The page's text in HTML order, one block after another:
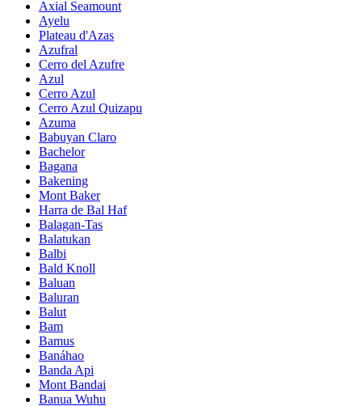
Axial Seamount
Ayelu
Plateau d'Azas
Azufral
Cerro del Azufre
Azul
Cerro Azul
Cerro Azul Quizapu
Azuma
Babuyan Claro
Bachelor
Bagana
Bakening
Mont Baker
Harra de Bal Haf
Balagan-Tas
Balatukan
Balbi
Bald Knoll
Baluan
Baluran
Balut
Bam
Bamus
Banáhao
Banda Api
Mont Bandai
Banua Wuhu